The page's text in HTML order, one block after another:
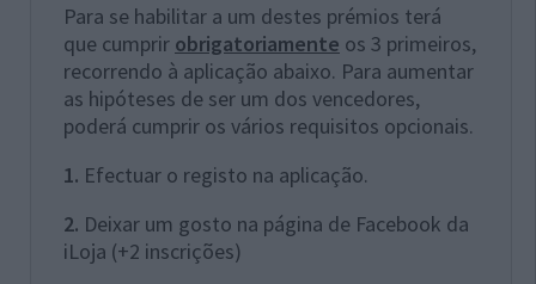
Para se habilitar a um destes prémios terá
que cumprir obrigatoriamente os 3 primeiros,
recorrendo à aplicação abaixo. Para aumentar
as hipóteses de ser um dos vencedores,
poderá cumprir os vários requisitos opcionais.
1. Efectuar o registo na aplicação.
2. Deixar um gosto na página de Facebook da
iLoja (+2 inscrições)